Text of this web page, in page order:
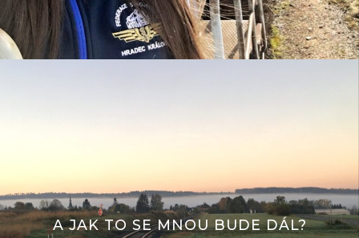
A JAK TO SE MNOU BUDE DÁL?